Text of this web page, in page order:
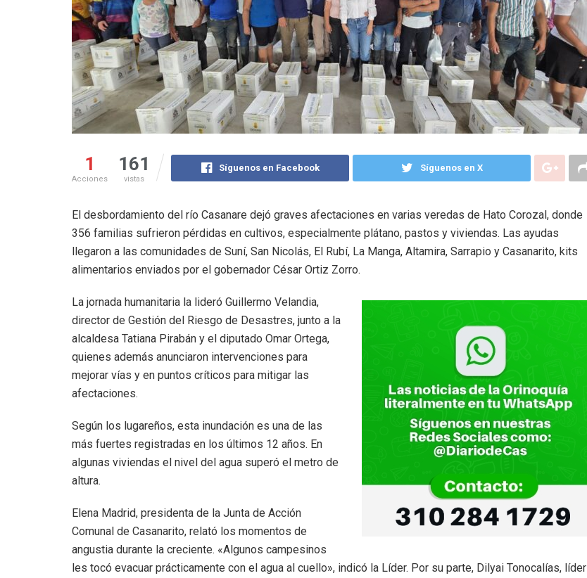
1
Acciones
161
vistas
Síguenos en Facebook Síguenos en X
El desbordamiento del río Casanare dejó graves afectaciones en varias veredas de Hato Corozal, donde
356 familias sufrieron pérdidas en cultivos, especialmente plátano, pastos y viviendas. Las ayudas
llegaron a las comunidades de Suní, San Nicolás, El Rubí, La Manga, Altamira, Sarrapio y Casanarito, kits
alimentarios enviados por el gobernador César Ortiz Zorro.
La jornada humanitaria la lideró Guillermo Velandia,
director de Gestión del Riesgo de Desastres, junto a la
alcaldesa Tatiana Pirabán y el diputado Omar Ortega,
quienes además anunciaron intervenciones para
mejorar vías y en puntos críticos para mitigar las
afectaciones.
Según los lugareños, esta inundación es una de las
más fuertes registradas en los últimos 12 años. En
algunas viviendas el nivel del agua superó el metro de
altura.
Elena Madrid, presidenta de la Junta de Acción
Comunal de Casanarito, relató los momentos de
angustia durante la creciente. «Algunos campesinos
les tocó evacuar prácticamente con el agua al cuello», indicó la Líder. Por su parte, Dilyai Tonocalías, líder